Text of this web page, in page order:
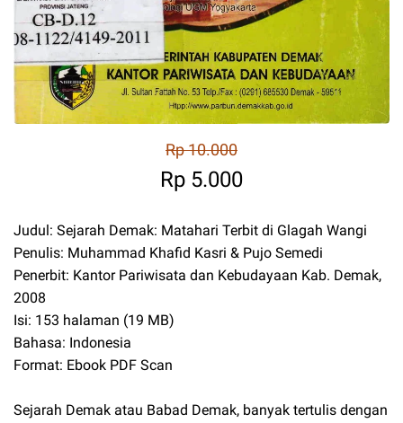
Rp 10.000
Rp 5.000
Judul: Sejarah Demak: Matahari Terbit di Glagah Wangi
Penulis: Muhammad Khafid Kasri & Pujo Semedi
Penerbit: Kantor Pariwisata dan Kebudayaan Kab. Demak,
2008
Isi: 153 halaman (19 MB)
Bahasa: Indonesia
Format: Ebook PDF Scan
Sejarah Demak atau Babad Demak, banyak tertulis dengan